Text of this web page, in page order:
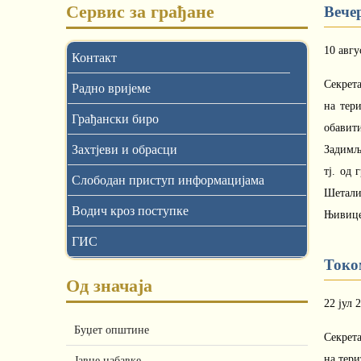
Сервис за грађане
Контакт
Радно вријеме
Грађански биро
Захтјеви и обрасци
Слободан приступ информацијама
Водич кроз поступке
ГИС
Од значаја
Буџет општине
10
на
тј. од
22 јул